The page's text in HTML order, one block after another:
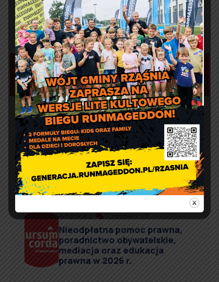
Aktualności
Artur Ruka Comment off
Dzień Sportu w Reklach
Nieodpłatna pomoc prawna,
poradnictwo obywatelskie,
mediacja oraz edukacja
prawna w 2026 r.